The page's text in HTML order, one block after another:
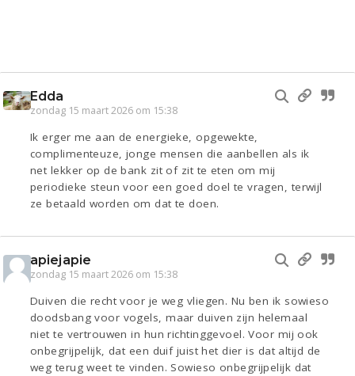
Edda
zondag 15 maart 2026 om 15:38
Ik erger me aan de energieke, opgewekte,
complimenteuze, jonge mensen die aanbellen als ik
net lekker op de bank zit of zit te eten om mij
periodieke steun voor een goed doel te vragen, terwijl
ze betaald worden om dat te doen.
apiejapie
zondag 15 maart 2026 om 15:38
Duiven die recht voor je weg vliegen. Nu ben ik sowieso
doodsbang voor vogels, maar duiven zijn helemaal
niet te vertrouwen in hun richtinggevoel. Voor mij ook
onbegrijpelijk, dat een duif juist het dier is dat altijd de
weg terug weet te vinden. Sowieso onbegrijpelijk dat